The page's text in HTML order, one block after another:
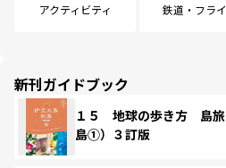
アクティビティ 鉄道・フラ
新刊ガイドブック
１５ 地球の歩き方 島
島①）３訂版